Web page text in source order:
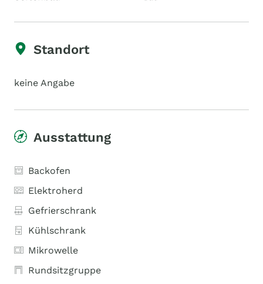
Standort
keine Angabe
Ausstattung
Backofen
Elektroherd
Gefrierschrank
Kühlschrank
Mikrowelle
Rundsitzgruppe